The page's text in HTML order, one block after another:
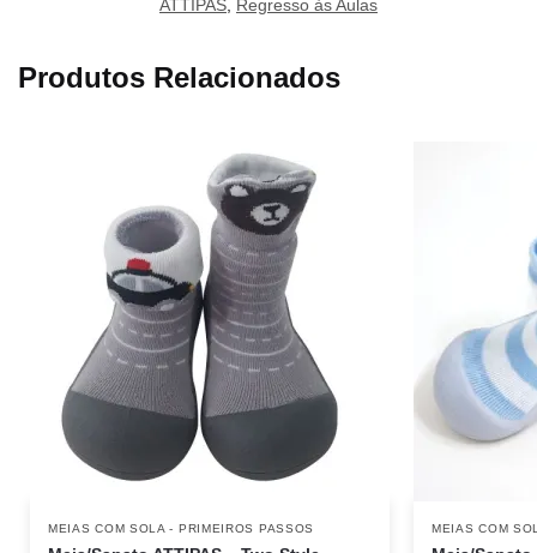
ATTIPAS, Regresso às Aulas
Produtos Relacionados
MEIAS COM SOLA - PRIMEIROS PASSOS MEIAS COM